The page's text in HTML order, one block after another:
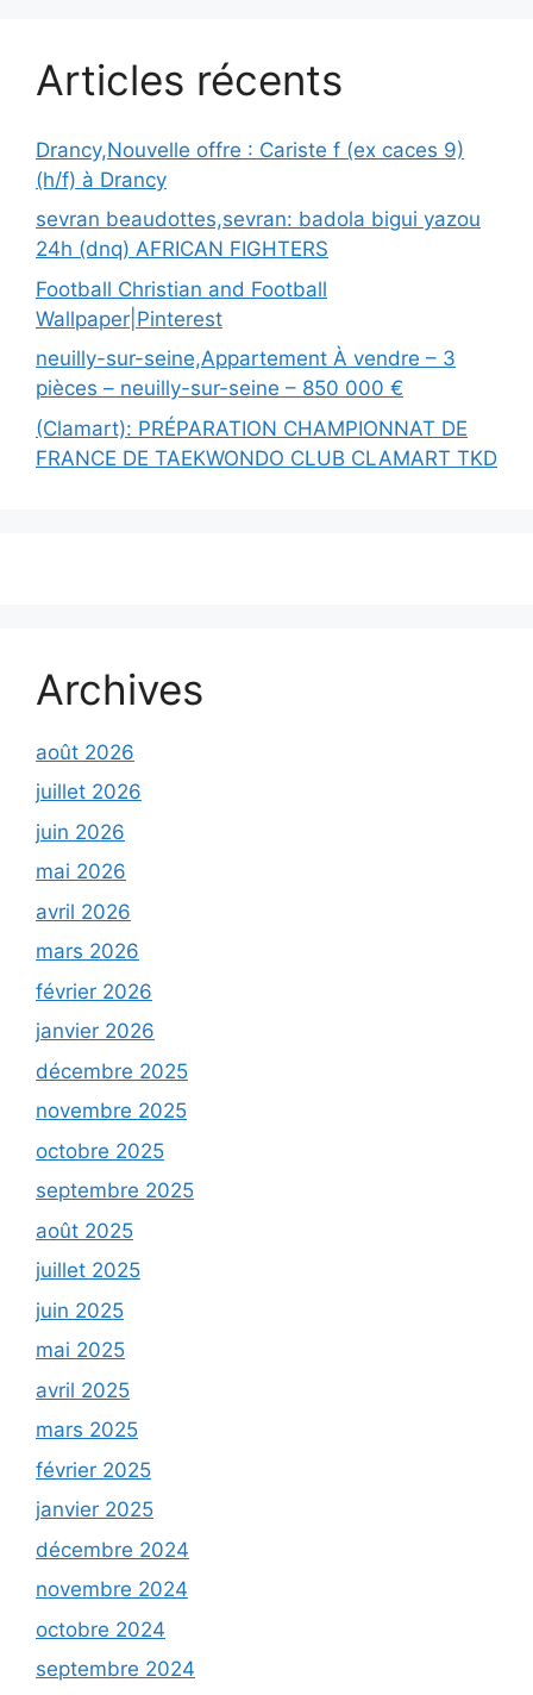
Articles récents
Drancy,Nouvelle offre : Cariste f (ex caces 9)
(h/f) à Drancy
sevran beaudottes,sevran: badola bigui yazou
24h (dnq) AFRICAN FIGHTERS
Football Christian and Football
Wallpaper|Pinterest
neuilly-sur-seine,Appartement À vendre – 3
pièces – neuilly-sur-seine – 850 000 €
(Clamart): PRÉPARATION CHAMPIONNAT DE
FRANCE DE TAEKWONDO CLUB CLAMART TKD
Archives
août 2026
juillet 2026
juin 2026
mai 2026
avril 2026
mars 2026
février 2026
janvier 2026
décembre 2025
novembre 2025
octobre 2025
septembre 2025
août 2025
juillet 2025
juin 2025
mai 2025
avril 2025
mars 2025
février 2025
janvier 2025
décembre 2024
novembre 2024
octobre 2024
septembre 2024